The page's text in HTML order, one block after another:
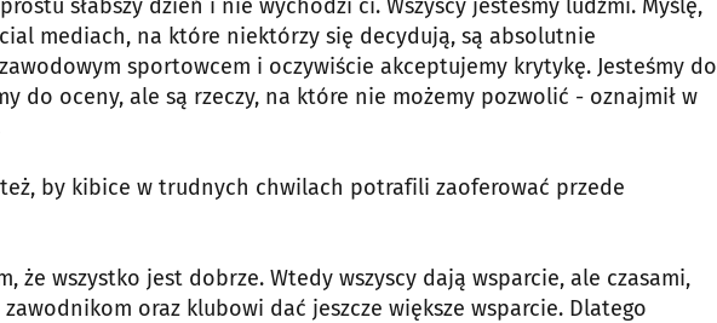
słabszy dzień i nie wychodzi ci. Wszyscy jesteśmy ludźmi. Myślę,
mediach, na które niektórzy się decydują, są absolutnie
sportowcem i oczywiście akceptujemy krytykę. Jesteśmy do
do oceny, ale są rzeczy, na które nie możemy pozwolić - oznajmił w
by kibice w trudnych chwilach potrafili zaoferować przede
że wszystko jest dobrze. Wtedy wszyscy dają wsparcie, ale czasami,
oraz klubowi dać jeszcze większe wsparcie. Dlatego